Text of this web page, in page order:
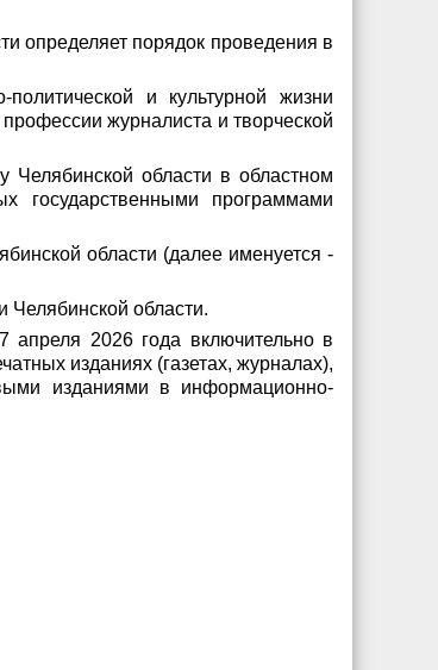
определяет порядок проведения в
и культурной жизни
журналиста и творческой
Челябинской области в областном
государственными программами
области (далее именуется -
Челябинской области.
2026 года включительно в
изданиях (газетах, журналах),
изданиями в информационно-